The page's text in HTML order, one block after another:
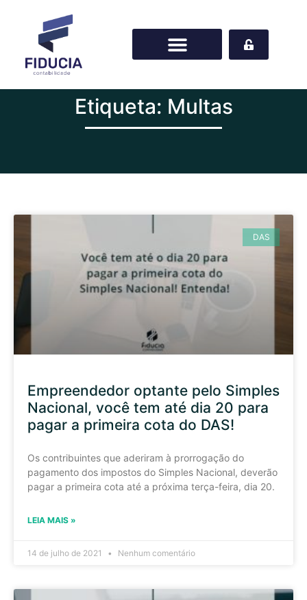
Etiqueta: Multas
DAS
Empreendedor optante pelo Simples
Nacional, você tem até dia 20 para
pagar a primeira cota do DAS!
Os contribuintes que aderiram à prorrogação do
pagamento dos impostos do Simples Nacional, deverão
pagar a primeira cota até a próxima terça-feira, dia 20.
LEIA MAIS »
14 de julho de 2021 Nenhum comentário